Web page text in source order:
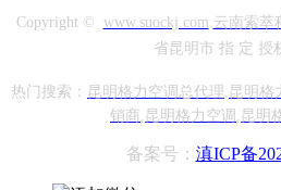
Copyright © www.suockj.com 云南索萃
省昆明市 指 定 授
热门搜索： 昆明格力空调总代理 昆明格
销商 昆明格力空调 昆明
备案号： 滇ICP备